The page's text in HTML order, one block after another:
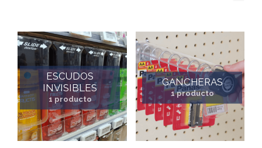
ESCUDOS
INVISIBLES
1 producto
GANCHERAS
1 producto